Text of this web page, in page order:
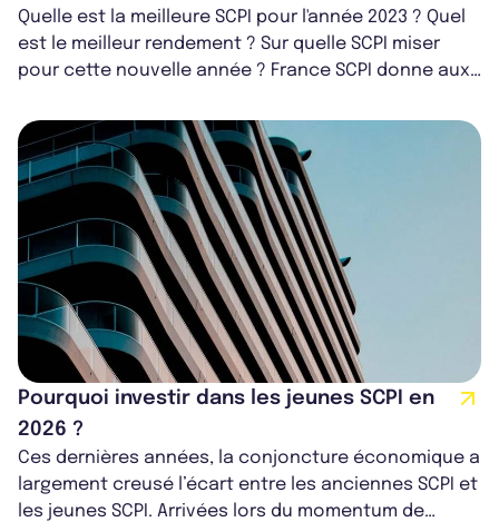
Quelle est la meilleure SCPI pour l'année 2023 ? Quel
est le meilleur rendement ? Sur quelle SCPI miser
pour cette nouvelle année ? France SCPI donne aux
Pourquoi investir dans les jeunes SCPI en
2026 ?
Ces dernières années, la conjoncture économique a
largement creusé l’écart entre les anciennes SCPI et
les jeunes SCPI. Arrivées lors du momentum de